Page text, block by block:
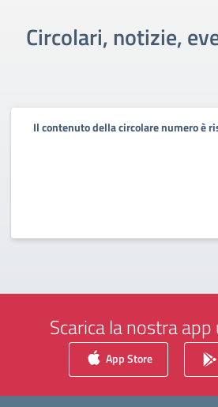
Circolari, notizie,
Il contenuto della circolare numero è
Scarica la nostra
App Store